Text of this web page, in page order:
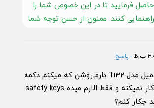
حاصل فرمایید تا در این خصوص شما را
راهنمایی کنند. ممنون از حسن توجه شما
- پاسخ
من تردمیل مدل Ti32 دارم.روشن که میکنم دکمه
هاش کار نمیکنه و فقط الارم میده safety keys